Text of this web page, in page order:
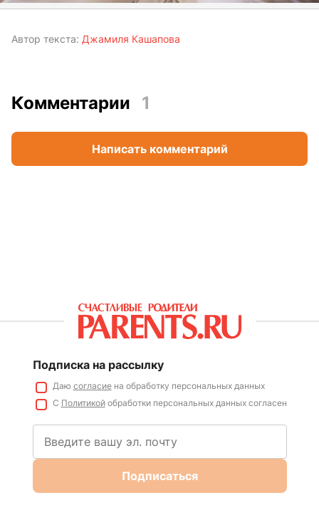
Автор текста: Джамиля Кашапова
Комментарии 1
Написать комментарий
Подписка на рассылку
Даю согласиена обработку персональных данных
С Политикойобработки персональных данных согласен
Подписаться